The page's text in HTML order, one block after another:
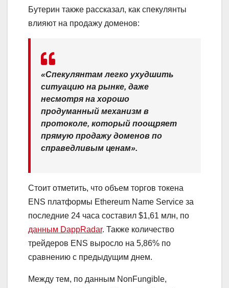
Бутерин также рассказал, как спекулянты
влияют на продажу доменов:
«Спекулянтам легко ухудшить
ситуацию на рынке, даже
несмотря на хорошо
продуманный механизм в
протоколе, который поощряет
прямую продажу доменов по
справедливым ценам».
Стоит отметить, что объем торгов токена
ENS платформы Ethereum Name Service за
последние 24 часа составил $1,61 млн, по
данным DappRadar. Также количество
трейдеров ENS выросло на 5,86% по
сравнению с предыдущим днем.
Между тем, по данным NonFungible,